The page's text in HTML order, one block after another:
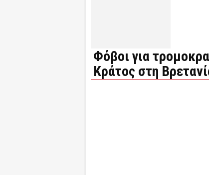
Φόβοι για
Κράτος στη